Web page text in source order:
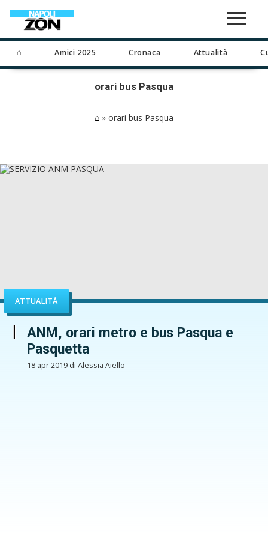
⌂ Amici 2025 Cronaca Attualità
orari bus Pasqua
⌂ » orari bus Pasqua
ATTUALITÀ
ANM, orari metro e bus Pasqua e
Pasquetta
18 apr 2019 di Alessia Aiello